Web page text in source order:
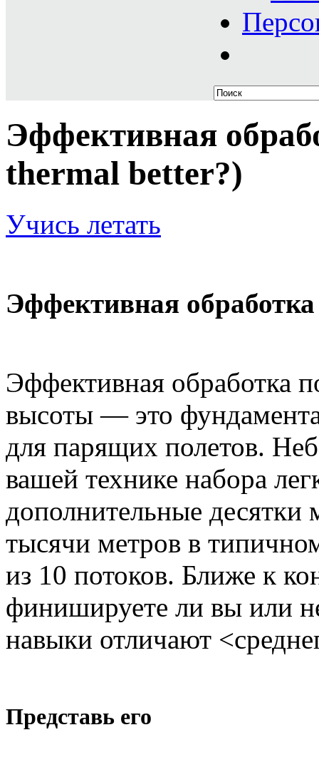
Эффективная
thermal better?)
Учись летать
Эффективная обработка
Эффективная обработка
высоты — это
для парящих полетов.
вашей технике набора
дополнительные десятки
тысячи метров в
из 10 потоков. Ближе к
финишируете ли вы или
навыки отличают
Представь его